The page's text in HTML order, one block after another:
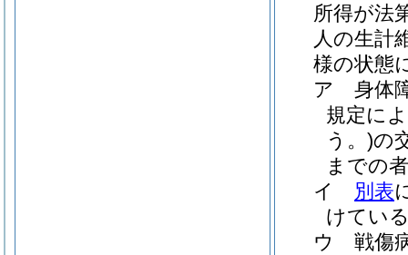
所得が法
人の生計
様の状態
ア
身体
規定に
う。)の
までの者
イ
別表
けてい
ウ
戦傷